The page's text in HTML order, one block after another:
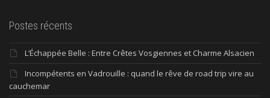
Postes récents
L’Échappée Belle : Entre Crêtes Vosgiennes et Charme Alsacien
Incompétents en Vadrouille : quand le rêve de road trip vire au
cauchemar